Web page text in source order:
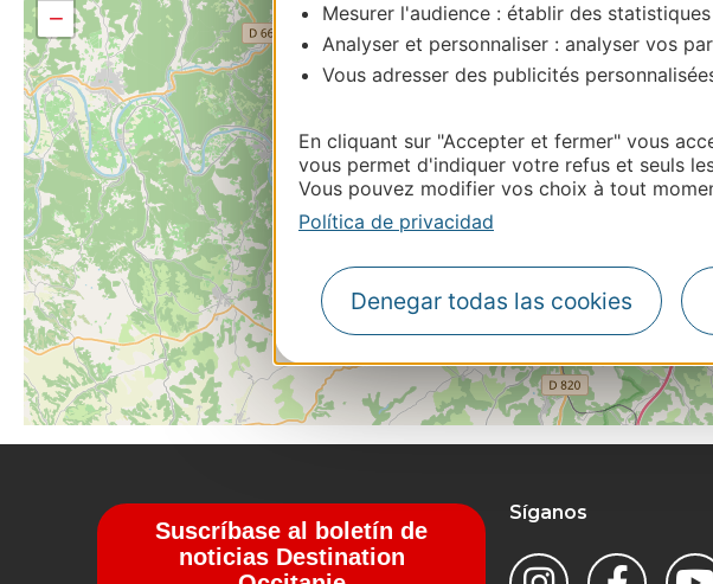
Mesurer l'audience : établir des
Analyser et personnaliser : analyser vos
Vous adresser des publicités
En cliquant sur "Accepter et fermer" vous
vous permet d'indiquer votre refus et seuls
Vous pouvez modifier vos choix à tout
Política de privacidad
Denegar todas las cookies
−
Suscríbase al boletín de
noticias Destination
Síganos